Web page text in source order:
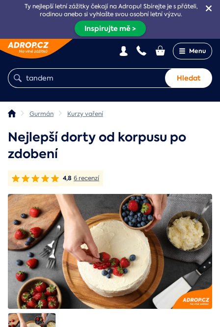
Ty nejlepší letní zážitky čekají na Adropu! Sbírejte je s přáteli,
rodinou anebo si vyhlašte svou osobní letní výzvu.
Inspirujte mě >
Menu
Hledat
Gurmán Kurzy vaření
Nejlepší dorty od korpusu po
zdobení
4,8 6 recenzí